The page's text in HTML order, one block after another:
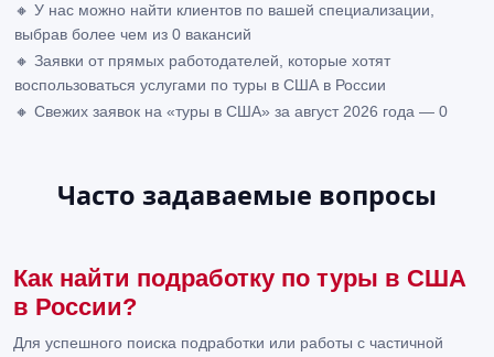
🔸 У нас можно найти клиентов по вашей специализации,
выбрав более чем из 0 вакансий
🔸 Заявки от прямых работодателей, которые хотят
воспользоваться услугами по туры в США в России
🔸 Свежих заявок на «туры в США» за август 2026 года — 0
Часто задаваемые вопросы
Как найти подработку по туры в США
в России?
Для успешного поиска подработки или работы с частичной